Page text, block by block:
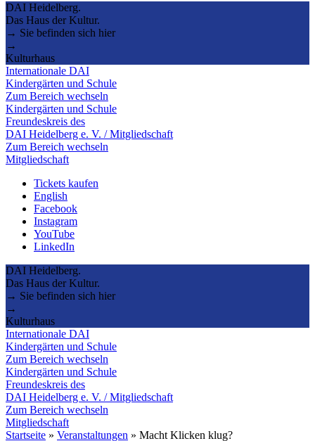
DAI Heidelberg.
Das Haus der Kultur.
→ Sie befinden sich hier
→
Kulturhaus
Internationale DAI
Kindergärten und Schule
Zum Bereich wechseln
Kindergärten und Schule
Freundeskreis des
DAI Heidelberg e. V. / Mitgliedschaft
Zum Bereich wechseln
Mitgliedschaft
Tickets kaufen
English
Facebook
Instagram
YouTube
LinkedIn
DAI Heidelberg.
Das Haus der Kultur.
→ Sie befinden sich hier
→
Kulturhaus
Internationale DAI
Kindergärten und Schule
Zum Bereich wechseln
Kindergärten und Schule
Freundeskreis des
DAI Heidelberg e. V. / Mitgliedschaft
Zum Bereich wechseln
Mitgliedschaft
Startseite » Veranstaltungen » Macht Klicken klug?